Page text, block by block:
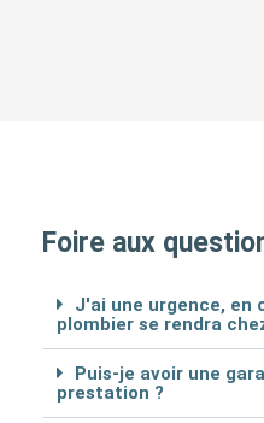
Foire aux
J'ai une urgence, en
plombier se rendra
Puis-je avoir une
prestation ?